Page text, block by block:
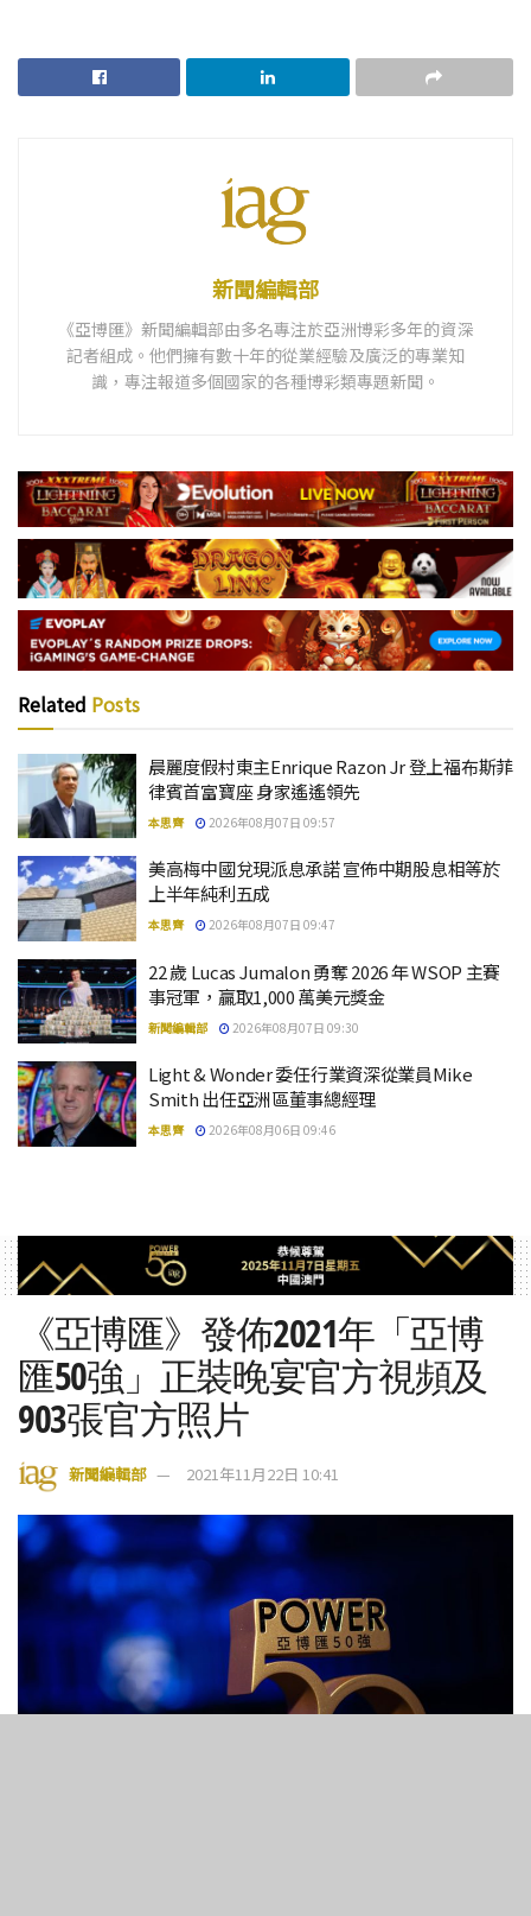
新聞編輯部
《亞博匯》新聞編輯部由多名專注於亞洲博彩多年的資深
記者組成。他們擁有數十年的從業經驗及廣泛的專業知
識，專注報道多個國家的各種博彩類專題新聞。
Related Posts
晨麗度假村東主Enrique Razon Jr 登上福布斯菲
律賓首富寶座 身家遙遙領先
本思齊 2026年08月07日 09:57
美高梅中國兌現派息承諾 宣佈中期股息相等於
上半年純利五成
本思齊 2026年08月07日 09:47
22 歲 Lucas Jumalon 勇奪 2026 年 WSOP 主賽
事冠軍，贏取1,000 萬美元獎金
新聞編輯部 2026年08月07日 09:30
Light & Wonder 委任行業資深從業員Mike
Smith 出任亞洲區董事總經理
本思齊 2026年08月06日 09:46
《亞博匯》發佈2021年「亞博
匯50強」正裝晚宴官方視頻及
903張官方照片
新聞編輯部 2021年11月22日 10:41